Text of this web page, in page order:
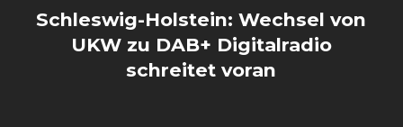
Schleswig-Holstein: Wechsel von
UKW zu DAB+ Digitalradio
schreitet voran